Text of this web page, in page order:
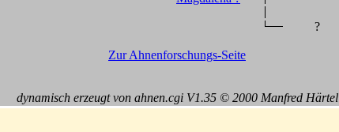
?
Zur Ahnenforschungs-Seite
dynamisch erzeugt von ahnen.cgi V1.35 © 2000 Manfred Härtel